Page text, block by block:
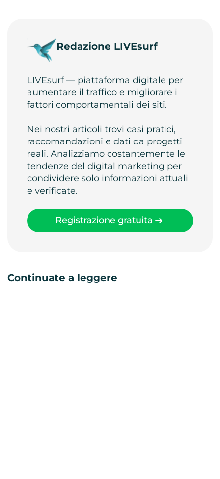
Redazione LIVEsurf
LIVEsurf — piattaforma digitale per
aumentare il traffico e migliorare i
fattori comportamentali dei siti.
Nei nostri articoli trovi casi pratici,
raccomandazioni e dati da progetti
reali. Analizziamo costantemente le
tendenze del digital marketing per
condividere solo informazioni attuali
e verificate.
Registrazione gratuita
Continuate a leggere